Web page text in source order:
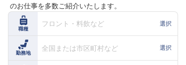
おもてなしHRについて
ご利用の流れ
よくある質問
のお仕事を多数ご紹介いたします。
職種
フロント・料飲など 選択
勤務地
全国または市区町村など 選択